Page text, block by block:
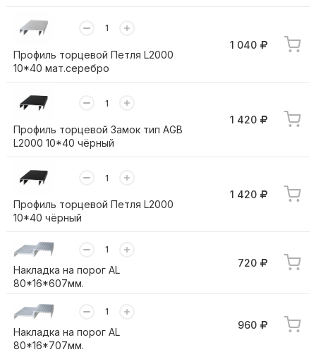
Профиль торцевой Петля L2000
10*40 мат.серебро
1 040
Профиль торцевой Замок тип AGB
L2000 10*40 чёрный
1 420
Профиль торцевой Петля L2000
10*40 чёрный
1 420
Накладка на порог AL
80*16*607мм.
720
Накладка на порог AL
80*16*707мм.
960